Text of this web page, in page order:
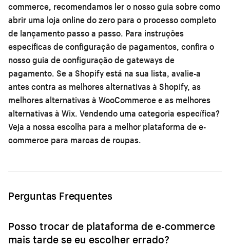
commerce, recomendamos ler o nosso guia sobrecomo
abrir uma loja online do zero para o processo completo
de lançamento passo a passo. Para instruções
específicas de configuração de pagamentos, confira o
nossoguia de configuração de gateways de
pagamento. Se a Shopify está na sua lista, avalie-a
antes contra as melhores alternativas à Shopify, as
melhores alternativas à WooCommercee as melhores
alternativas à Wix. Vendendo uma categoria específica?
Veja a nossa escolha para a melhor plataforma de e-
commerce para marcas de roupas.
Perguntas Frequentes
Posso trocar de plataforma de e-commerce
mais tarde se eu escolher errado?